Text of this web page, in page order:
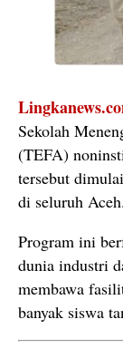
Sekolah
(TEFA)
tersebut
di seluruh Aceh.
Program ini
dunia industri
membawa
banyak siswa